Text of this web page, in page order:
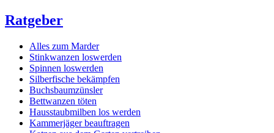
Ratgeber
Alles zum Marder
Stinkwanzen loswerden
Spinnen loswerden
Silberfische bekämpfen
Buchsbaumzünsler
Bettwanzen töten
Hausstaubmilben los werden
Kammerjäger beauftragen